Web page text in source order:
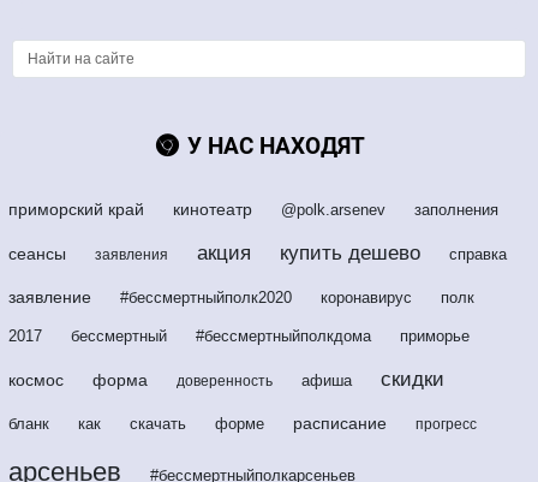
У НАС НАХОДЯТ
приморский край кинотеатр @polk.arsenev заполнения
сеансы заявления акция купить дешево справка
заявление #бессмертныйполк2020 коронавирус полк
2017 бессмертный #бессмертныйполкдома приморье
космос форма доверенность афиша скидки
бланк как скачать форме расписание прогресс
арсеньев #бессмертныйполкарсеньев